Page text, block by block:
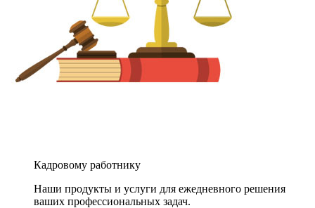
Кадровому работнику
Наши продукты и услуги для ежедневного решения
ваших профессиональных задач.